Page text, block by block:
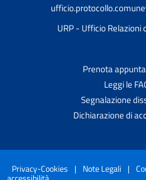
URP - Ufficio Relazioni
Prenota
Leggi le
Segnalazione
Dichiarazione di
Privacy-Cookies | Note Legali |